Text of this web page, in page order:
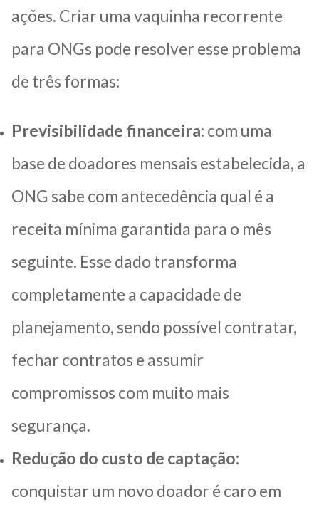
ações. Criar uma vaquinha recorrente
para ONGs pode resolver esse problema
de três formas:
Previsibilidade financeira: com uma
base de doadores mensais estabelecida, a
ONG sabe com antecedência qual é a
receita mínima garantida para o mês
seguinte. Esse dado transforma
completamente a capacidade de
planejamento, sendo possível contratar,
fechar contratos e assumir
compromissos com muito mais
segurança.
Redução do custo de captação:
conquistar um novo doador é caro em